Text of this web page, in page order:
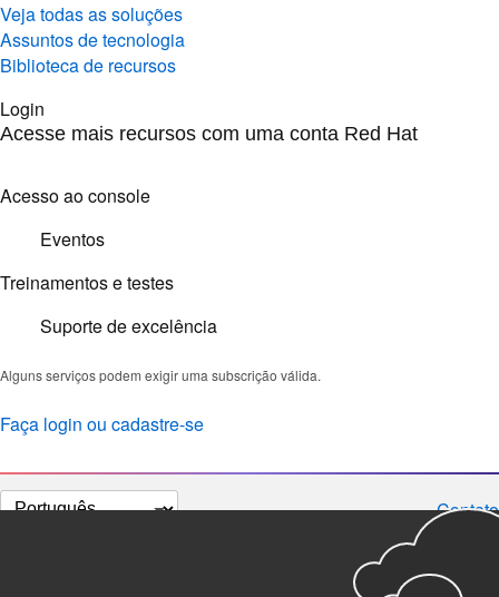
Veja todas as soluções
Assuntos de tecnologia
Biblioteca de recursos
Login
Acesse mais recursos com uma conta Red Hat
Acesso ao console
Eventos
Treinamentos e testes
Suporte de excelência
Alguns serviços podem exigir uma subscrição válida.
Faça login ou cadastre-se
Selecionar
Contato